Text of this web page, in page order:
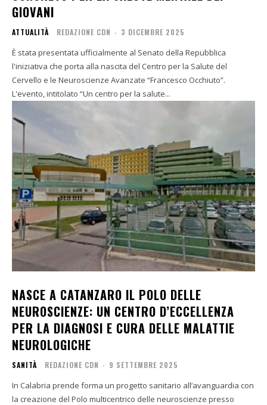
GIOVANI
ATTUALITÀ REDAZIONE CDN - 3 DICEMBRE 2025
È stata presentata ufficialmente al Senato della Repubblica
l'iniziativa che porta alla nascita del Centro per la Salute del
Cervello e le Neuroscienze Avanzate “Francesco Occhiuto”.
L'evento, intitolato “Un centro per la salute...
NASCE A CATANZARO IL POLO DELLE
NEUROSCIENZE: UN CENTRO D’ECCELLENZA
PER LA DIAGNOSI E CURA DELLE MALATTIE
NEUROLOGICHE
SANITÀ REDAZIONE CDN - 9 SETTEMBRE 2025
In Calabria prende forma un progetto sanitario all’avanguardia con
la creazione del Polo multicentrico delle neuroscienze presso